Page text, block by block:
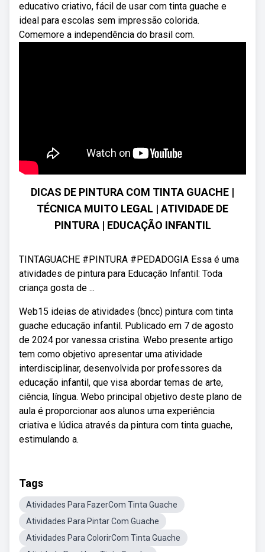
educativo criativo, fácil de usar com tinta guache e
ideal para escolas sem impressão colorida.
Comemore a independência do brasil com.
DICAS DE PINTURA COM TINTA GUACHE |
TÉCNICA MUITO LEGAL | ATIVIDADE DE
PINTURA | EDUCAÇÃO INFANTIL
TINTAGUACHE #PINTURA #PEDADOGIA Essa é uma
atividades de pintura para Educação Infantil: Toda
criança gosta de ...
Web15 ideias de atividades (bncc) pintura com tinta
guache educação infantil. Publicado em 7 de agosto
de 2024 por vanessa cristina. Webo presente artigo
tem como objetivo apresentar uma atividade
interdisciplinar, desenvolvida por professores da
educação infantil, que visa abordar temas de arte,
ciência, língua. Webo principal objetivo deste plano de
aula é proporcionar aos alunos uma experiência
criativa e lúdica através da pintura com tinta guache,
estimulando a.
Tags
Atividades Para FazerCom Tinta Guache
Atividades Para Pintar Com Guache
Atividades Para ColorirCom Tinta Guache